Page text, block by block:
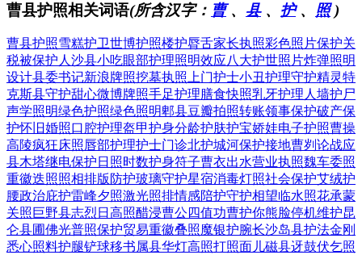
曹县护照相关词语(所含汉字： 曹、 县、 护、 照)
曹县护照雪糕护卫世博护照楼护脣舌家长执照彩色照片保护关
税被保护人 沙县小吃眼部护理照明效应八大护世照片炸弹照明
设计县委书记新浪牌照挖墓执照 上门护士小丑护理守护精灵特
克斯县守护甜心微博牌照手足护理膳食快照乳牙护理 人墙护尸
声学照明绿色护照绿色照明郫县豆瓣拍照转账领事保护破产保
护怀旧婚照口腔护理盔甲护身分龄护肤护宝娇娃电子护照曹操
高陵疯狂床照唇部护理护士门诊北护城河保护接地曹刿论战应
县木塔继电保护 日照时数护身符子曹衣出水营业执照魏车委照
重徽迭照照相排版 防护玻璃守护星宿消毒灯照社会保护艾绒护
腰政治庇护雷峰夕照激光照排情感陪护守护相望临水照花承蒙
关照巨野县志烈日高照醋浸曹公四值功曹护你熊脸停机维护昆
仑县圃佛光普照保护贸易重徽叠照魔银护腕长沙岛县护法金刚
悉心照料护腿铲球移书属县华灯高照打照面儿磁县迓鼓伏乞照